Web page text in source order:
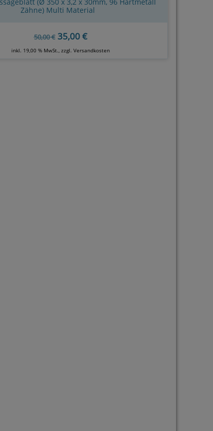
Zähne) Multi Material
50,00 €35,00 €
inkl. 19,00 % MwSt., zzgl. Versandkosten